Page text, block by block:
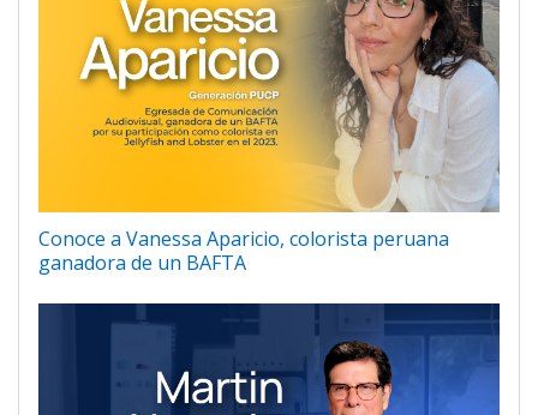
Conoce a Vanessa Aparicio, colorista peruana
ganadora de un BAFTA